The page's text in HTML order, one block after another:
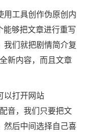
工具创作伪原创内
够把文章进行重写
我们就把剧情简介复
新内容，而且文章
打开网站
音，我们只要把文
然后中间选择自己喜